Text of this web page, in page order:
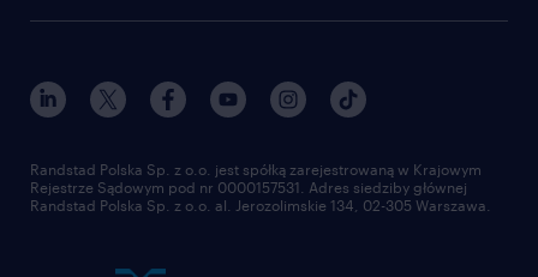
Randstad Polska Sp. z o.o. jest spółką zarejestrowaną w Krajowym
Rejestrze Sądowym pod nr 0000157531. Adres siedziby głównej
Randstad Polska Sp. z o.o. al. Jerozolimskie 134, 02-305 Warszawa.